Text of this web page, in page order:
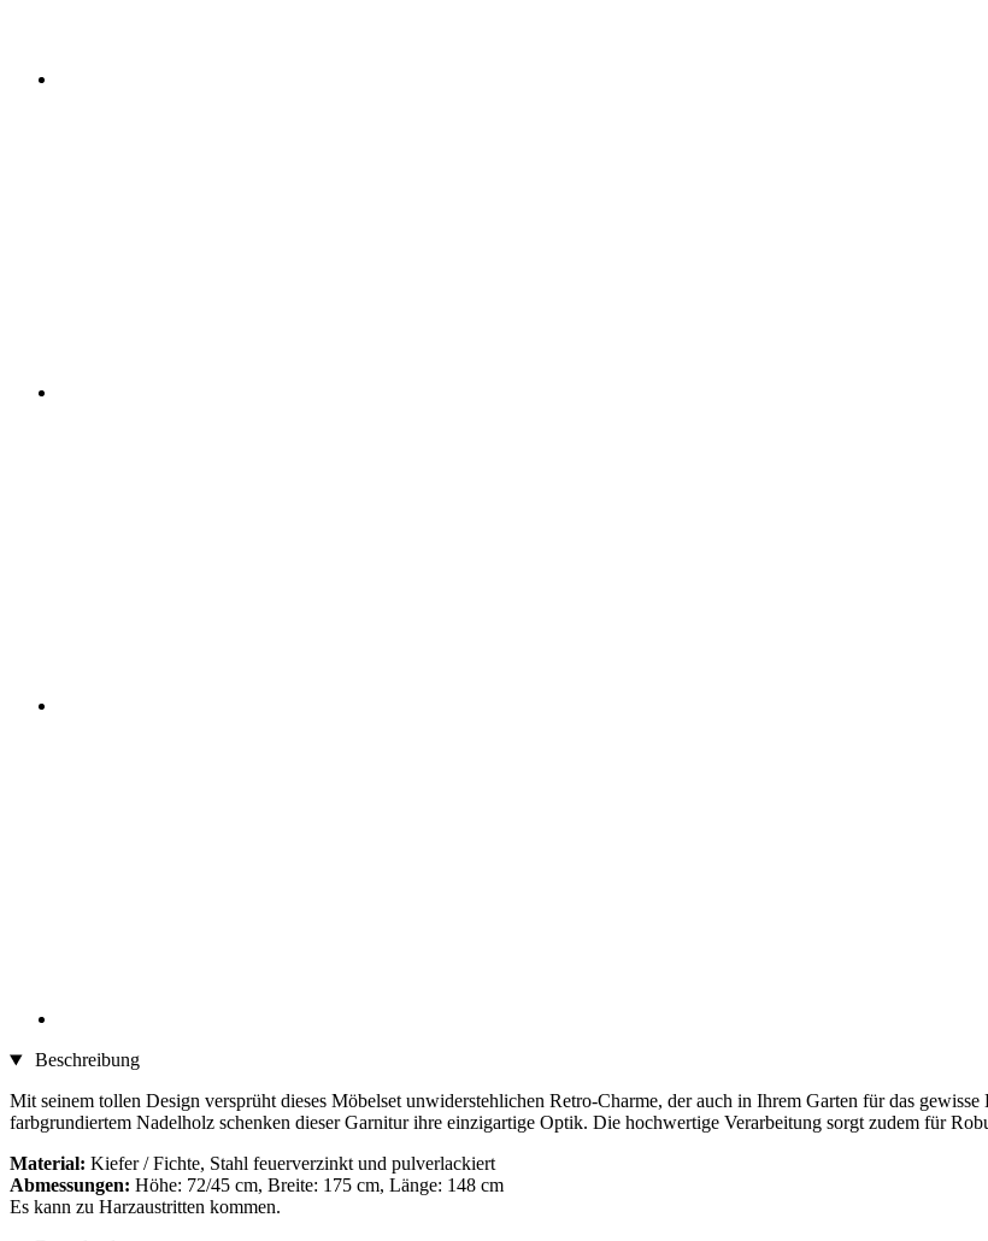
Beschreibung
Mit seinem tollen Design versprüht dieses Möbelset unwiderstehlichen Retro-Charme, der auch in Ihrem Garten für das
farbgrundiertem Nadelholz schenken dieser Garnitur ihre einzigartige Optik. Die hochwertige Verarbeitung sorgt zudem für
Material: Kiefer / Fichte, Stahl feuerverzinkt und pulverlackiert
Abmessungen: Höhe: 72/45 cm, Breite: 175 cm, Länge: 148 cm
Es kann zu Harzaustritten kommen.